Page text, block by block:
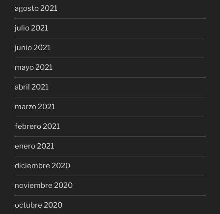
agosto 2021
julio 2021
junio 2021
mayo 2021
abril 2021
marzo 2021
febrero 2021
enero 2021
diciembre 2020
noviembre 2020
octubre 2020